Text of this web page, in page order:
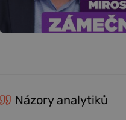
Názory analytiků